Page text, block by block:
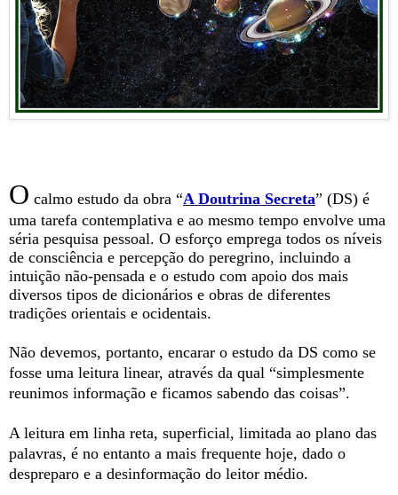
O calmo estudo da obra “A Doutrina Secreta” (DS) é
uma tarefa contemplativa e ao mesmo tempo envolve uma
séria pesquisa pessoal. O esforço emprega todos os níveis
de consciência e percepção do peregrino, incluindo a
intuição não-pensada e o estudo com apoio dos mais
diversos tipos de dicionários e obras de diferentes
tradições orientais e ocidentais.
Não devemos, portanto, encarar o estudo da DS como se
fosse uma leitura linear, através da qual “simplesmente
reunimos informação e ficamos sabendo das coisas”.
A leitura em linha reta, superficial, limitada ao plano das
palavras, é no entanto a mais frequente hoje, dado o
despreparo e a desinformação do leitor médio.